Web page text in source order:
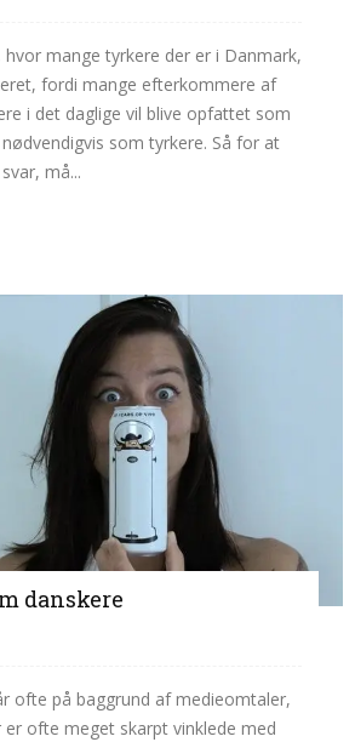
mange tyrkere der er i Danmark,
fordi mange efterkommere af
i det daglige vil blive opfattet som
som tyrkere. Så for at
må...
danskere
ofte på baggrund af medieomtaler,
ofte meget skarpt vinklede med